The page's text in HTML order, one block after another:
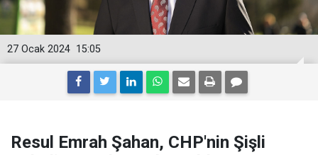
15:05
27 Ocak 2024
Resul Emrah Şahan, CHP'nin Şişli